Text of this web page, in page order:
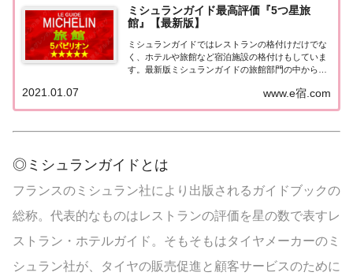
ミシュランガイド最高評価『5つ星旅
館』【最新版】
ミシュランガイドではレストランの格付けだけでな
く、ホテルや旅館など宿泊施設の格付けもしていま
す。最新版ミシュランガイドの旅館部門の中から最
とめてみました♪ いずれも人気ランキングなどで常
に上位を賑わす有名旅館。各旅館の情報と口コミ評
www.e宿.com
2021.01.07
◎ミシュランガイドとは
フランスのミシュラン社により出版されるガイドブックの
総称。代表的なものはレストランの評価を星の数で表すレ
ストラン・ホテルガイド。そもそもはタイヤメーカーのミ
シュラン社が、タイヤの販売促進と顧客サービスのために